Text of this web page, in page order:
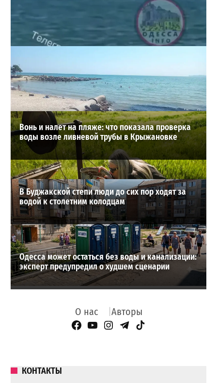
мужчину: идет спасательная операция
28-07-2026 в 17:51
ВИБОР РЕДАКЦИИ
Вонь и налет на пляже: что показала проверка
воды возле ливневой трубы в Крыжановке
В Буджакской степи люди до сих пор ходят за
водой к столетним колодцам
Одесса может остаться без воды и канализации:
эксперт предупредил о худшем сценарии
О нас Авторы
Facebook Page
YouTube
Instagram
Telegram
TikTok
КОНТАКТЫ